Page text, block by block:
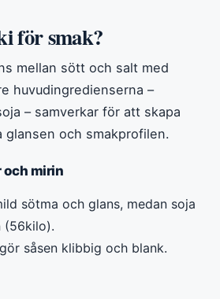
för smak?
mellan sött och salt med
huvudingredienserna –
– samverkar för att skapa
glansen och smakprofilen.
och mirin
sötma och glans, medan soja
(56kilo).
såsen klibbig och blank.